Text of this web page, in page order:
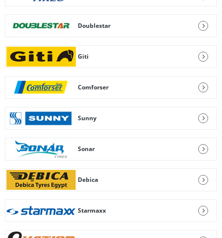
Doublestar
Giti
Comforser
Sunny
Sonar
Debica
Starmaxx